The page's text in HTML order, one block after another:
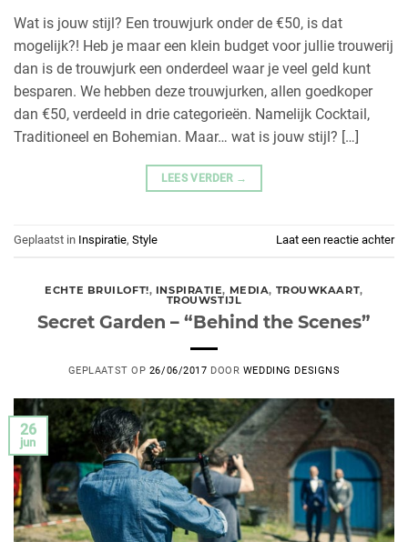
Wat is jouw stijl? Een trouwjurk onder de €50, is dat
mogelijk?! Heb je maar een klein budget voor jullie trouwerij
dan is de trouwjurk een onderdeel waar je veel geld kunt
besparen. We hebben deze trouwjurken, allen goedkoper
dan €50, verdeeld in drie categorieën. Namelijk Cocktail,
Traditioneel en Bohemian. Maar… wat is jouw stijl? […]
LEES VERDER →
Geplaatst in Inspiratie, Style Laat een reactie achter
ECHTE BRUILOFT!, INSPIRATIE, MEDIA, TROUWKAART,
TROUWSTIJL
Secret Garden – “Behind the Scenes”
GEPLAATST OP 26/06/2017 DOOR WEDDING DESIGNS
26
jun